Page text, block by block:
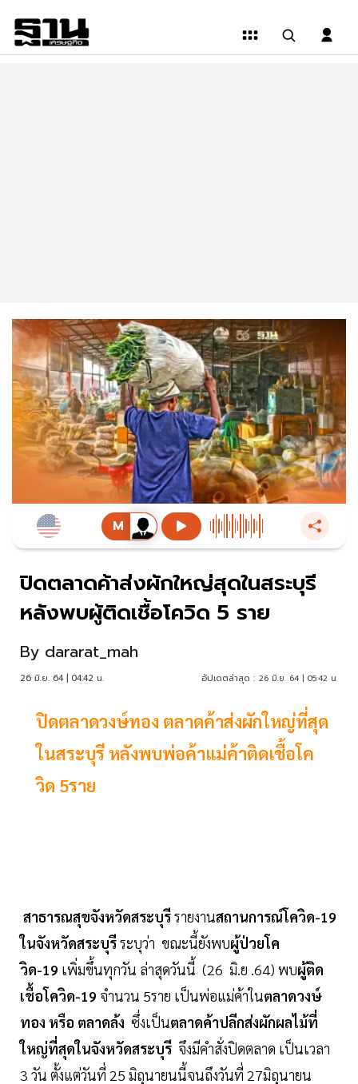
ปิดตลาดค้าส่งผักใหญ่สุดในสระบุรี
หลังพบผู้ติดเชื้อโควิด 5 ราย
By dararat_mah
26 มิ.ย. 64 | 04:42 น. อัปเดตล่าสุด : 26 มิ.ย. 64 | 05:42 น.
ปิดตลาดวงษ์ทอง ตลาดค้าส่งผักใหญ่ที่สุด
ในสระบุรี หลังพบพ่อค้าแม่ค้าติดเชื้อโค
วิด 5ราย
สาธารณสุขจังหวัดสระบุรีรายงานสถานการณ์โควิด-19
ในจังหวัดสระบุรีระบุว่า ขณะนี้ยังพบผู้ป่วยโค
วิด-19 เพิ่มขึ้นทุกวัน ล่าสุดวันนี้ (26 มิ.ย .64) พบผู้ติด
เชื้อโควิด-19 จำนวน 5ราย เป็นพ่อแม่ค้าในตลาดวงษ์
ทอง หรือ ตลาดล้ง ซึ่งเป็นตลาดค้าปลีกส่งผักผลไม้ที่
ใหญ่ที่สุดในจังหวัดสระบุรี จึงมีคำสั่งปิดตลาด เป็นเวลา
3 วัน ตั้งแต่วันที่ 25 มิถุนายนนี้จนถึงวันที่ 27มิถุนายน